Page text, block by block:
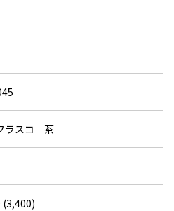
ラスコ 茶
(3,400)